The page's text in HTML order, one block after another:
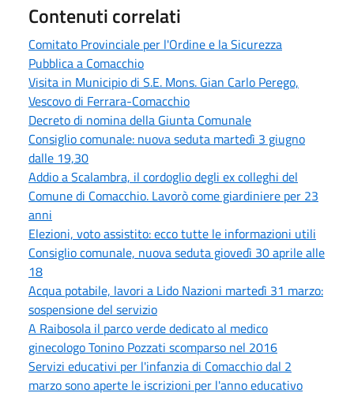
Contenuti correlati
Comitato Provinciale per l'Ordine e la Sicurezza
Pubblica a Comacchio
Visita in Municipio di S.E. Mons. Gian Carlo Perego,
Vescovo di Ferrara-Comacchio
Decreto di nomina della Giunta Comunale
Consiglio comunale: nuova seduta martedì 3 giugno
dalle 19,30
Addio a Scalambra, il cordoglio degli ex colleghi del
Comune di Comacchio. Lavorò come giardiniere per 23
anni
Elezioni, voto assistito: ecco tutte le informazioni utili
Consiglio comunale, nuova seduta giovedì 30 aprile alle
18
Acqua potabile, lavori a Lido Nazioni martedì 31 marzo:
sospensione del servizio
A Raibosola il parco verde dedicato al medico
ginecologo Tonino Pozzati scomparso nel 2016
Servizi educativi per l'infanzia di Comacchio dal 2
marzo sono aperte le iscrizioni per l'anno educativo